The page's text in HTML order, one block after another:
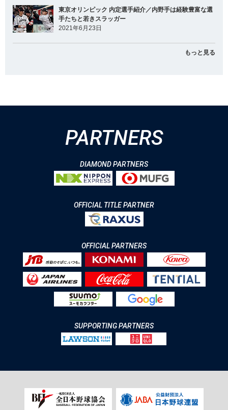
東京オリンピック 内定選手紹介／内野手は経験豊富な選
手たちと若きスラッガー
2021年6月23日
もっと見る
PARTNERS
DIAMOND PARTNERS
OFFICIAL TITLE PARTNER
OFFICIAL PARTNERS
SUPPORTING PARTNERS